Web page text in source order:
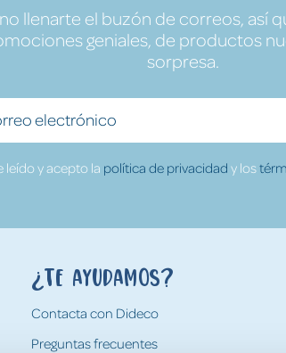
llenarte el buzón de correos, así
geniales, de productos
sorpresa.
leído y acepto la política de privacidad y los
¿Te ayudamos?
Contacta con Dideco
Preguntas frecuentes